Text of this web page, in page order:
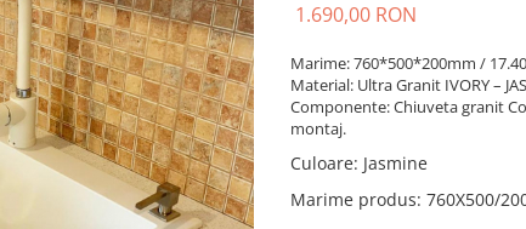
1.690,00 RON
Marime: 760*500*200mm /
Material: Ultra Granit IVORY –
Componente: Chiuveta granit
montaj.
Culoare: Jasmine
Marime produs: 760X500/